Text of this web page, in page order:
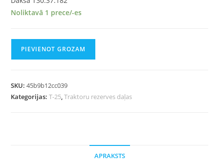
Noliktavā 1 prece/-es
PIEVIENOT GROZAM
SKU:45b9b12cc039
Kategorijas:T-25,Traktoru rezerves daļas
APRAKSTS